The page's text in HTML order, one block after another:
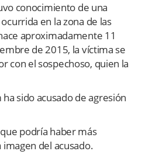
conocimiento de una
en la zona de las
aproximadamente 11
de 2015, la víctima se
con el sospechoso, quien la
sido acusado de agresión
podría haber más
del acusado.